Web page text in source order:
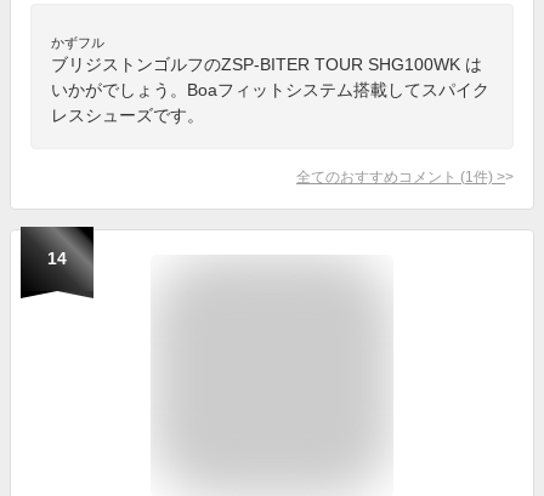
かずフル
ブリジストンゴルフのZSP-BITER TOUR SHG100WK は
いかがでしょう。Boaフィットシステム搭載してスパイク
レスシューズです。
全てのおすすめコメント (1 件) >
14